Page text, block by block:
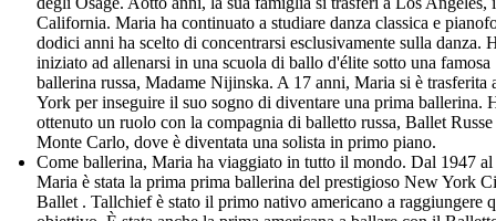
California. Maria ha continuato a studiare danza classica e
dodici anni ha scelto di concentrarsi esclusivamente sulla danza.
iniziato ad allenarsi in una scuola di ballo d'élite sotto una famosa
ballerina russa, Madame Nijinska. A 17 anni, Maria si è trasferita
York per inseguire il suo sogno di diventare una prima ballerina.
ottenuto un ruolo con la compagnia di balletto russa, Ballet Russe
Monte Carlo, dove è diventata una solista in primo piano.
Come ballerina, Maria ha viaggiato in tutto il mondo. Dal 1947
Maria è stata la prima prima ballerina del prestigioso New York
Ballet . Tallchief è stato il primo nativo americano a raggiungere